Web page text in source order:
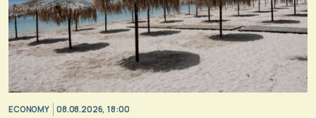
ECONOMY 08.08.2026, 18:00